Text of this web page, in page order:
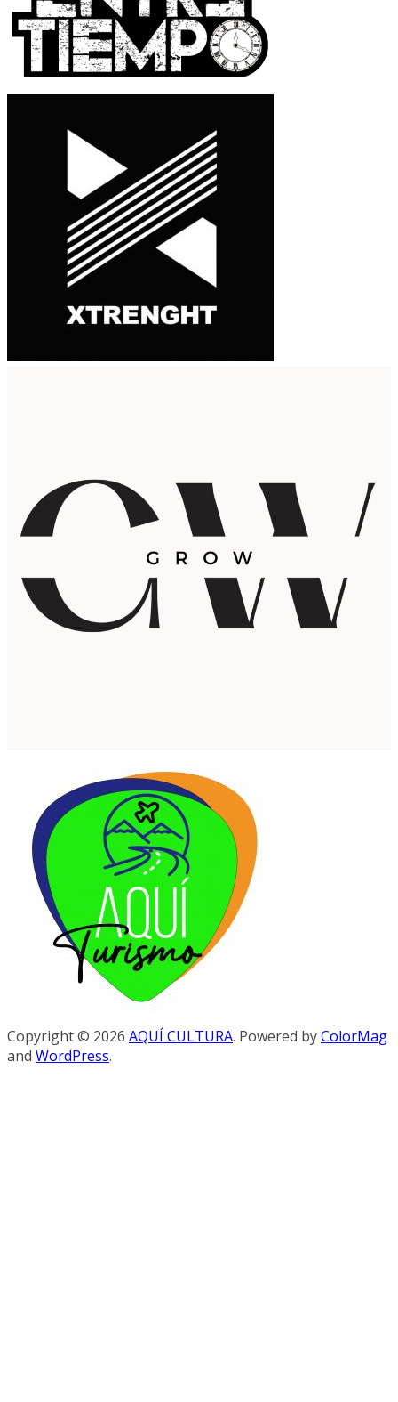
Copyright © 2026 AQUÍ CULTURA. Powered byColorMag
and WordPress.